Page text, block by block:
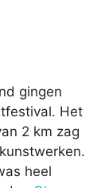
gingen
Het
2 km zag
heel